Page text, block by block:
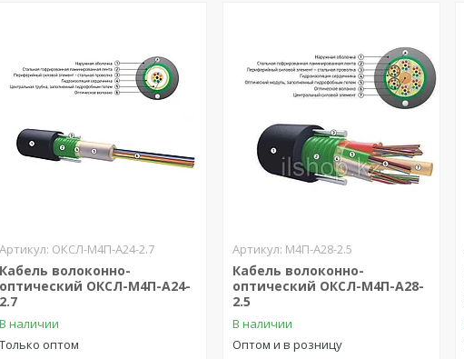
ОКСЛ-М4П-А24-2.7
Кабель волоконно-
оптический ОКСЛ-М4П-А24-
2.7
В наличии
Только оптом
М4П-А28-2.5
Кабель волоконно-
оптический ОКСЛ-М4П-А28-
2.5
В наличии
Оптом и в розницу